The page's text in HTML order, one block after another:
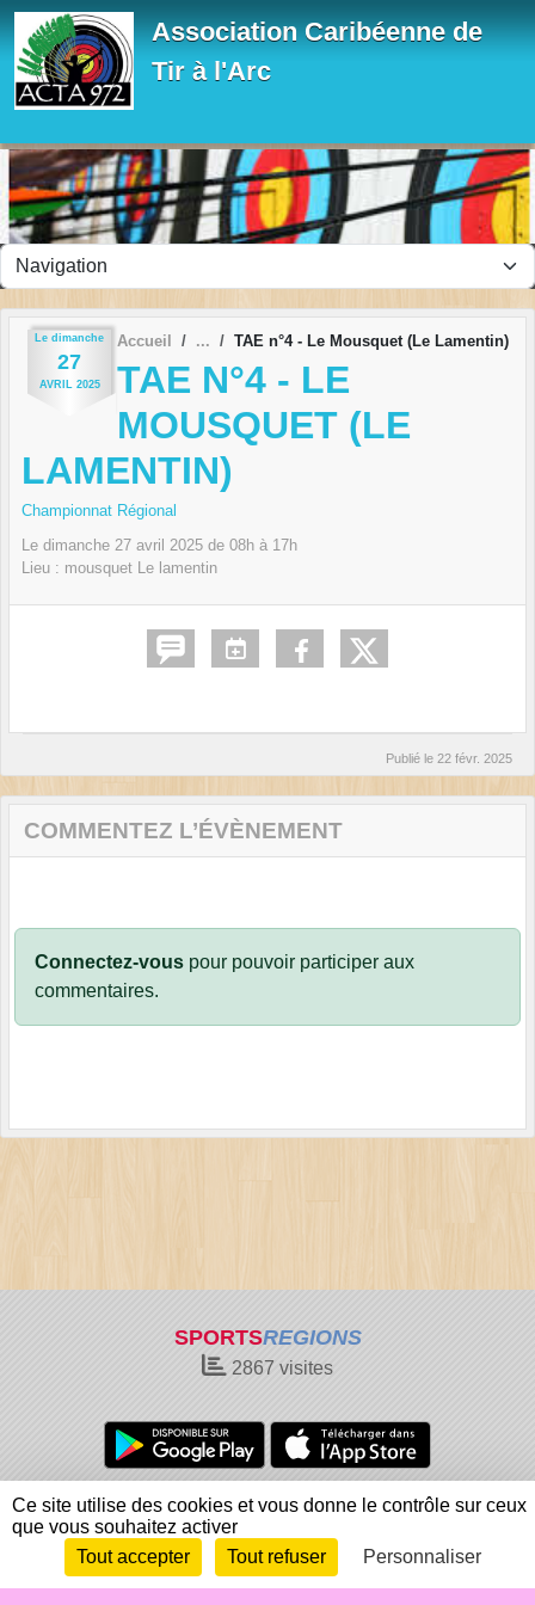
Association Caribéenne de
Tir à l'Arc
Le dimanche
27
AVRIL 2025
Accueil TAE n°4 - Le Mousquet (Le Lamentin)
TAE N°4 - LE
MOUSQUET (LE
LAMENTIN)
Championnat Régional
Le dimanche 27 avril 2025 de 08h à 17h
Lieu : mousquet Le lamentin
Publié le 22 févr. 2025
COMMENTEZ L’ÉVÈNEMENT
Connectez-vous pour pouvoir participer aux
commentaires.
SPORTSREGIONS
2867 visites
Charte cookies
Gestion des cookies
Informations légales
Signaler un contenu inapproprié
Envie de participer ?
Connexion
Panneau de gestion des cookies
Ce site utilise des cookies et vous donne le contrôle sur ceux
que vous souhaitez activer
Tout accepter
Tout refuser Personnaliser